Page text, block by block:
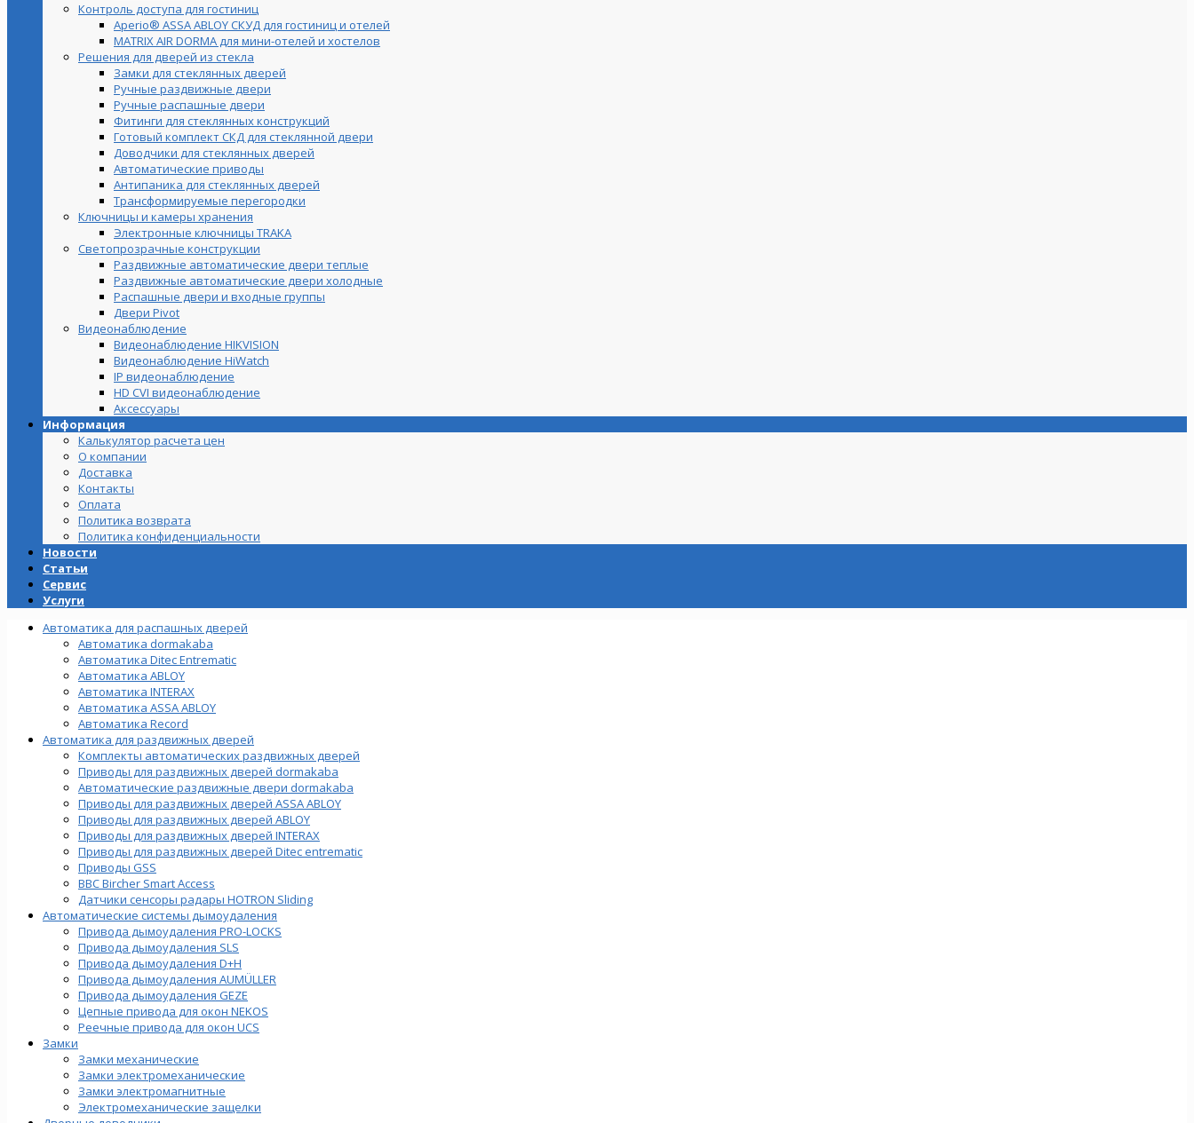
Контроль доступа для гостиниц
Aperio® ASSA ABLOY СКУД для гостиниц и отелей
MATRIX AIR DORMA для мини-отелей и хостелов
Решения для дверей из стекла
Замки для стеклянных дверей
Ручные раздвижные двери
Ручные распашные двери
Фитинги для стеклянных конструкций
Готовый комплект СКД для стеклянной двери
Доводчики для стеклянных дверей
Автоматические приводы
Антипаника для стеклянных дверей
Трансформируемые перегородки
Ключницы и камеры хранения
Электронные ключницы TRAKA
Светопрозрачные конструкции
Раздвижные автоматические двери теплые
Раздвижные автоматические двери холодные
Распашные двери и входные группы
Двери Pivot
Видеонаблюдение
Видеонаблюдение HIKVISION
Видеонаблюдение HiWatch
IP видеонаблюдение
HD CVI видеонаблюдение
Аксессуары
Информация
Калькулятор расчета цен
О компании
Доставка
Контакты
Оплата
Политика возврата
Политика конфиденциальности
Новости
Статьи
Сервис
Услуги
Автоматика для распашных дверей
Автоматика dormakaba
Автоматика Ditec Entrematic
Автоматика ABLOY
Автоматика INTERAX
Автоматика ASSA ABLOY
Автоматика Record
Автоматика для раздвижных дверей
Комплекты автоматических раздвижных дверей
Приводы для раздвижных дверей dormakaba
Автоматические раздвижные двери dormakaba
Приводы для раздвижных дверей ASSA ABLOY
Приводы для раздвижных дверей ABLOY
Приводы для раздвижных дверей INTERAX
Приводы для раздвижных дверей Ditec entrematic
Приводы GSS
BBC Bircher Smart Access
Датчики сенсоры радары HOTRON Sliding
Автоматические системы дымоудаления
Привода дымоудаления PRO-LOCKS
Привода дымоудаления SLS
Привода дымоудаления D+H
Привода дымоудаления AUMÜLLER
Привода дымоудаления GEZE
Цепные привода для окон NEKOS
Реечные привода для окон UСS
Замки
Замки механические
Замки электромеханические
Замки электромагнитные
Электромеханические защелки